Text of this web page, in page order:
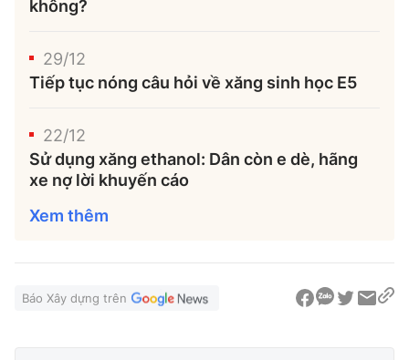
không?
29/12
Tiếp tục nóng câu hỏi về xăng sinh học E5
22/12
Sử dụng xăng ethanol: Dân còn e dè, hãng
xe nợ lời khuyến cáo
Xem thêm
Báo Xây dựng trên